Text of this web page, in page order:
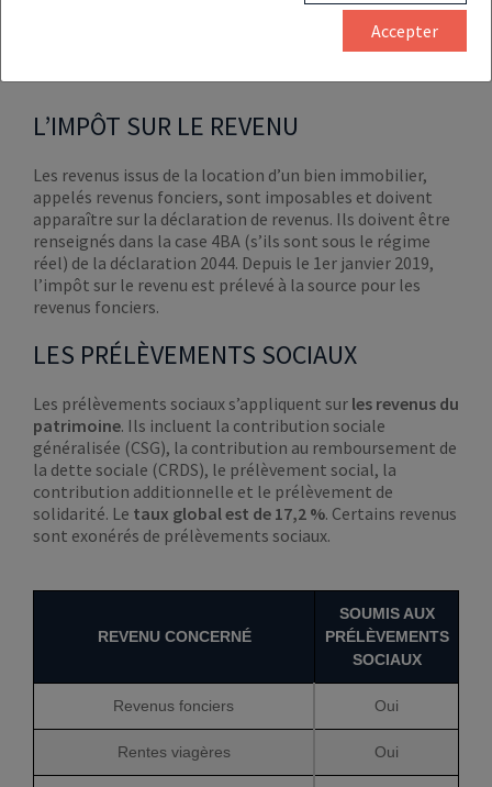
L’IMPÔT SUR LE REVENU
Les revenus issus de la location d’un bien immobilier,
appelés revenus fonciers, sont imposables et doivent
apparaître sur la déclaration de revenus. Ils doivent être
renseignés dans la case 4BA (s’ils sont sous le régime
réel) de la déclaration 2044. Depuis le 1er janvier 2019,
l’impôt sur le revenu est prélevé à la source pour les
revenus fonciers.
LES PRÉLÈVEMENTS SOCIAUX
Les prélèvements sociaux s’appliquent sur les revenus du
patrimoine. Ils incluent la contribution sociale
généralisée (CSG), la contribution au remboursement de
la dette sociale (CRDS), le prélèvement social, la
contribution additionnelle et le prélèvement de
solidarité. Le taux global est de 17,2 %. Certains revenus
sont exonérés de prélèvements sociaux.
REVENU CONCERNÉ
SOUMIS AUX
PRÉLÈVEMENTS
SOCIAUX
Revenus fonciers Oui
Rentes viagères Oui
Accepter